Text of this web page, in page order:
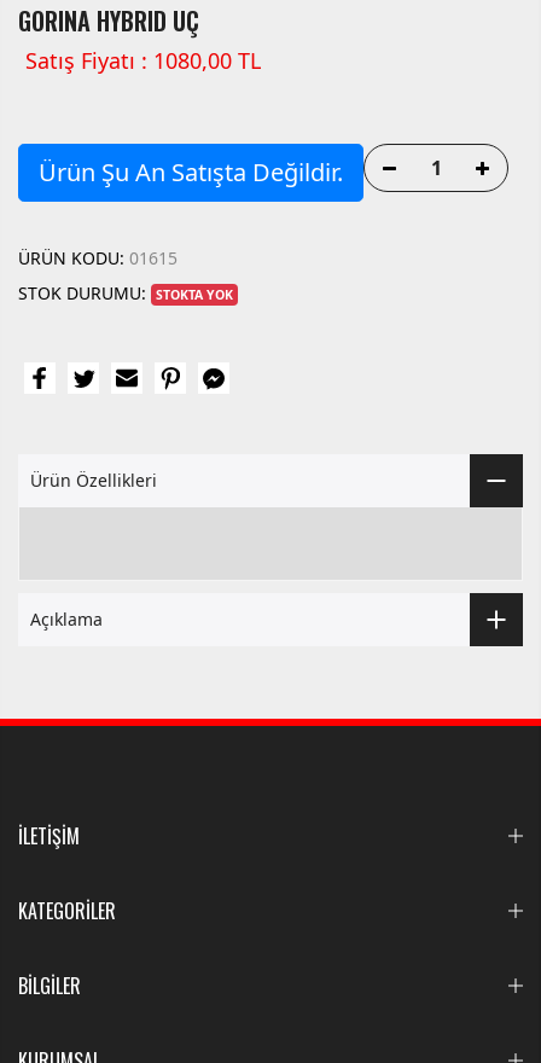
GORINA HYBRID UÇ
Satış Fiyatı : 1080,00 TL
Ürün Şu An Satışta Değildir.
ÜRÜN KODU: 01615
STOK DURUMU:
STOKTA YOK
Ürün Özellikleri
Açıklama
İLETİŞİM
KATEGORİLER
BİLGİLER